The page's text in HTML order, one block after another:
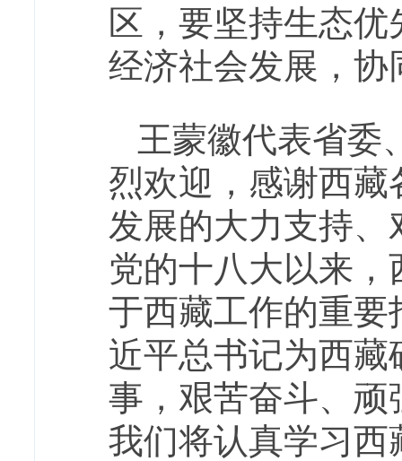
区，要坚持生态
经济社会发展，
王蒙徽代表省委
烈欢迎，感谢西
发展的大力支持
党的十八大以来
于西藏工作的重
近平总书记为西藏
事，艰苦奋斗、
我们将认真学习